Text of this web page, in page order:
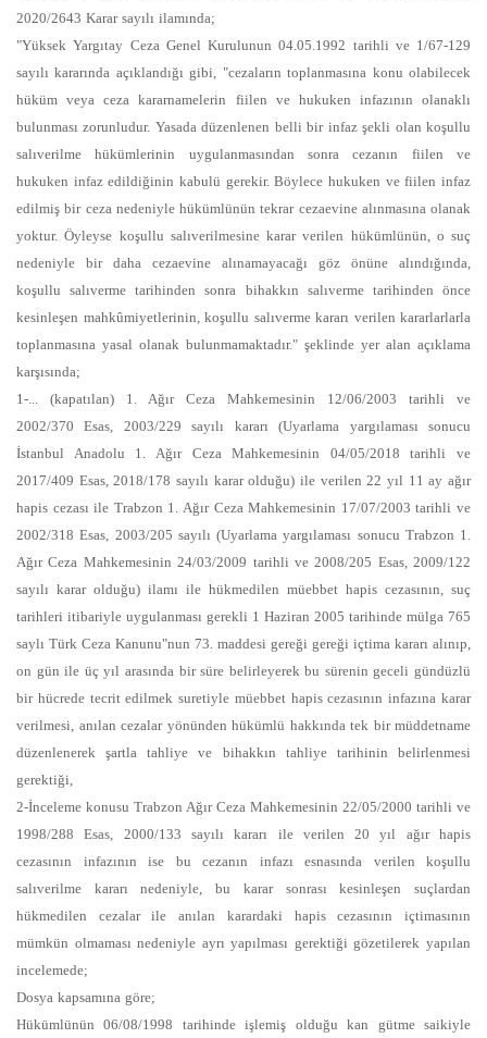
2020/2643 Karar sayılı ilamında;
"Yüksek Yargıtay Ceza Genel Kurulunun 04.05.1992 tarihli ve 1/67-129
sayılı kararında açıklandığı gibi, "cezaların toplanmasına konu olabilecek
hüküm veya ceza kararnamelerin fiilen ve hukuken infazının olanaklı
bulunması zorunludur. Yasada düzenlenen belli bir infaz şekli olan koşullu
salıverilme hükümlerinin uygulanmasından sonra cezanın fiilen ve
hukuken infaz edildiğinin kabulü gerekir. Böylece hukuken ve fiilen infaz
edilmiş bir ceza nedeniyle hükümlünün tekrar cezaevine alınmasına olanak
yoktur. Öyleyse koşullu salıverilmesine karar verilen hükümlünün, o suç
nedeniyle bir daha cezaevine alınamayacağı göz önüne alındığında,
koşullu salıverme tarihinden sonra bihakkın salıverme tarihinden önce
kesinleşen mahkûmiyetlerinin, koşullu salıverme kararı verilen kararlarlarla
toplanmasına yasal olanak bulunmamaktadır." şeklinde yer alan açıklama
karşısında;
1-... (kapatılan) 1. Ağır Ceza Mahkemesinin 12/06/2003 tarihli ve
2002/370 Esas, 2003/229 sayılı kararı (Uyarlama yargılaması sonucu
İstanbul Anadolu 1. Ağır Ceza Mahkemesinin 04/05/2018 tarihli ve
2017/409 Esas, 2018/178 sayılı karar olduğu) ile verilen 22 yıl 11 ay ağır
hapis cezası ile Trabzon 1. Ağır Ceza Mahkemesinin 17/07/2003 tarihli ve
2002/318 Esas, 2003/205 sayılı (Uyarlama yargılaması sonucu Trabzon 1.
Ağır Ceza Mahkemesinin 24/03/2009 tarihli ve 2008/205 Esas, 2009/122
sayılı karar olduğu) ilamı ile hükmedilen müebbet hapis cezasının, suç
tarihleri itibariyle uygulanması gerekli 1 Haziran 2005 tarihinde mülga 765
saylı Türk Ceza Kanunu"nun 73. maddesi gereği gereği içtima kararı alınıp,
on gün ile üç yıl arasında bir süre belirleyerek bu sürenin geceli gündüzlü
bir hücrede tecrit edilmek suretiyle müebbet hapis cezasının infazına karar
verilmesi, anılan cezalar yönünden hükümlü hakkında tek bir müddetname
düzenlenerek şartla tahliye ve bihakkın tahliye tarihinin belirlenmesi
gerektiği,
2-İnceleme konusu Trabzon Ağır Ceza Mahkemesinin 22/05/2000 tarihli ve
1998/288 Esas, 2000/133 sayılı kararı ile verilen 20 yıl ağır hapis
cezasının infazının ise bu cezanın infazı esnasında verilen koşullu
salıverilme kararı nedeniyle, bu karar sonrası kesinleşen suçlardan
hükmedilen cezalar ile anılan karardaki hapis cezasının içtimasının
mümkün olmaması nedeniyle ayrı yapılması gerektiği gözetilerek yapılan
incelemede;
Dosya kapsamına göre;
Hükümlünün 06/08/1998 tarihinde işlemiş olduğu kan gütme saikiyle